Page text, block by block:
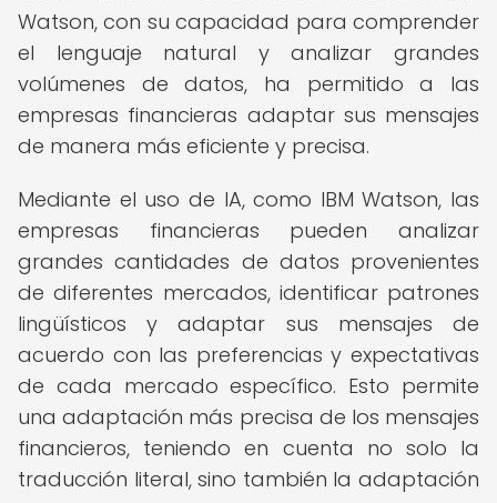
Watson, con su capacidad para comprender
el lenguaje natural y analizar grandes
volúmenes de datos, ha permitido a las
empresas financieras adaptar sus mensajes
de manera más eficiente y precisa.
Mediante el uso de IA, como IBM Watson, las
empresas financieras pueden analizar
grandes cantidades de datos provenientes
de diferentes mercados, identificar patrones
lingüísticos y adaptar sus mensajes de
acuerdo con las preferencias y expectativas
de cada mercado específico. Esto permite
una adaptación más precisa de los mensajes
financieros, teniendo en cuenta no solo la
traducción literal, sino también la adaptación